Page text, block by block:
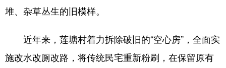
法律 中央文件
学术中国 乡村振兴 银龄 溯源中国
堆、杂草丛生的旧模样。
近年来，莲塘村着力拆除破旧的“空心房”，全面实
施改水改厕改路，将传统民宅重新粉刷，在保留原有